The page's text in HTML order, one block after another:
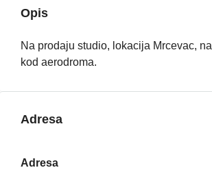
Opis
Na prodaju studio, lokacija Mrcevac,
kod aerodroma.
Adresa
Adresa